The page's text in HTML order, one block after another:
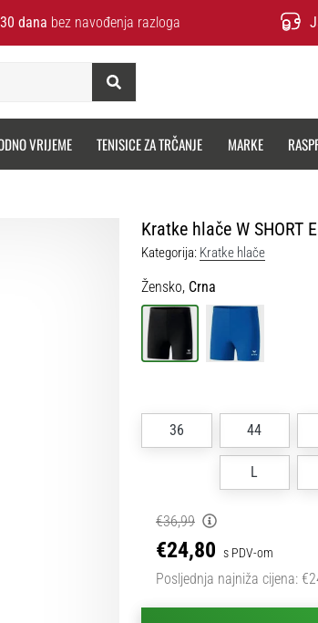
dana bez navođenja razloga
VRIJEME TENISICE ZA TRČANJE MARKE
Kratke hlače W SHORT
Kategorija: Kratke hlače
Žensko, Crna
36 44
L
€36,99
€24,80 s PDV-om
Posljednja najniža cijena: